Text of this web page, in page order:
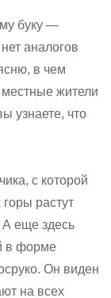
буку —
аналогов
в чем
жители
узнаете, что
с которой
растут
еще здесь
в форме
Он виден
на всех